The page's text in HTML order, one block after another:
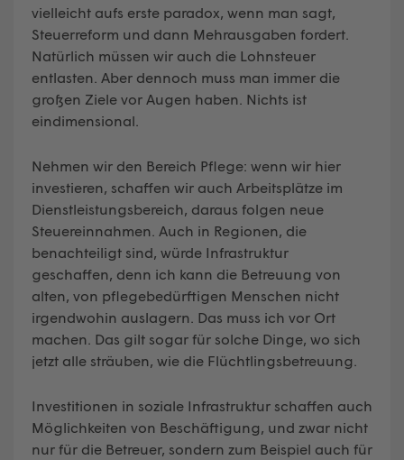
vielleicht aufs erste paradox, wenn man sagt,
Steuerreform und dann Mehrausgaben fordert.
Natürlich müssen wir auch die Lohnsteuer
entlasten. Aber dennoch muss man immer die
großen Ziele vor Augen haben. Nichts ist
eindimensional.
Nehmen wir den Bereich Pflege: wenn wir hier
investieren, schaffen wir auch Arbeitsplätze im
Dienstleistungsbereich, daraus folgen neue
Steuereinnahmen. Auch in Regionen, die
benachteiligt sind, würde Infrastruktur
geschaffen, denn ich kann die Betreuung von
alten, von pflegebedürftigen Menschen nicht
irgendwohin auslagern. Das muss ich vor Ort
machen. Das gilt sogar für solche Dinge, wo sich
jetzt alle sträuben, wie die Flüchtlingsbetreuung.
Investitionen in soziale Infrastruktur schaffen auch
Möglichkeiten von Beschäftigung, und zwar nicht
nur für die Betreuer, sondern zum Beispiel auch für